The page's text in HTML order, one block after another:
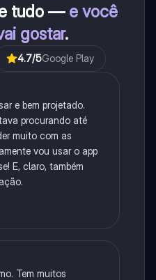
tudo — e você
gostar.
4.7/5Google Play
e bem projetado.
procurando até
muito com as
vou usar o app
E, claro, também
Tem muitos